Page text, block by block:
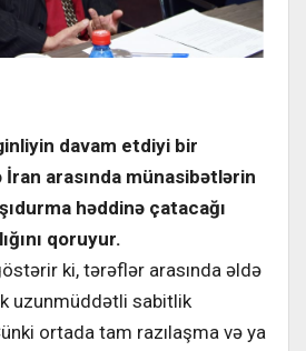
davam etdiyi bir
İran arasında münasibətlərin
həddinə çatacağı
qoruyur.
ki, tərəflər arasında əldə
uzunmüddətli sabitlik
ortada tam razılaşma və ya